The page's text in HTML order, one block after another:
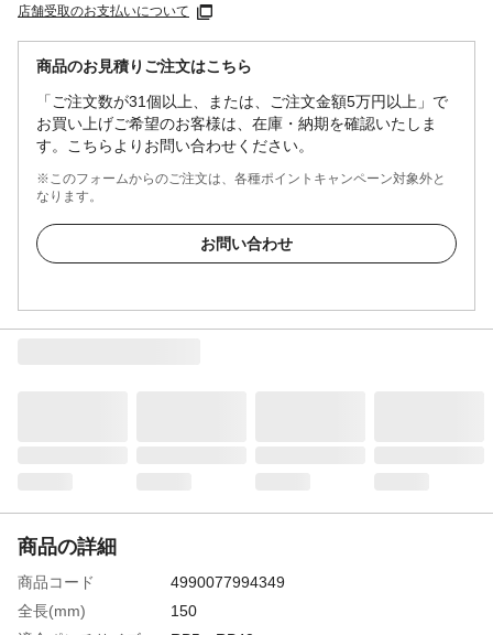
店舗受取のお支払いについて
商品のお見積りご注文はこちら
「ご注文数が31個以上、または、ご注文金額5万円以上」で
お買い上げご希望のお客様は、在庫・納期を確認いたしま
す。こちらよりお問い合わせください。
※このフォームからのご注文は、各種ポイントキャンペーン対象外と
なります。
お問い合わせ
商品の詳細
商品コード
4990077994349
全長(mm)
150